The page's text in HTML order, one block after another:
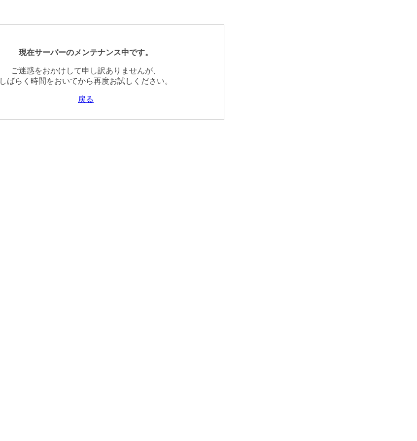
現在サーバーのメンテナンス中です。
ご迷惑をおかけして申し訳ありませんが、
しばらく時間をおいてから再度お試しください。
戻る